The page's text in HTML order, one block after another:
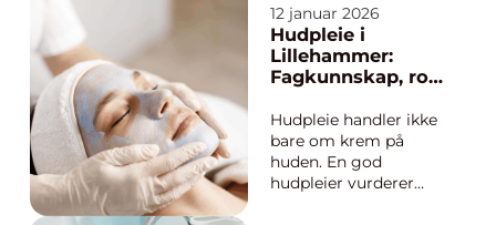
samfunn før
anleggsarbeidet
starter. Når nye veier,
boligfelt, kraftanlegg
planlegges, skal
beslutningene bygge
på kunnskap, i...
12 januar 2026
Hudpleie i
Lillehammer:
Fagkunnskap, ro
Hudpleie handler ikke
bare om krem på
huden. En god
hudpleier vurderer